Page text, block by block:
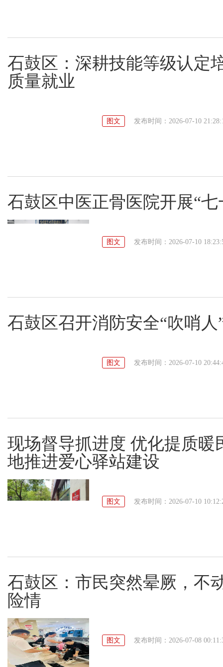
石鼓区：深耕技能等级认定
质量就业
图文 发布时间：2026-07-10
石鼓区中医正骨医院开展“
图文 发布时间：2026-07-10
石鼓区召开消防安全“吹哨人
图文 发布时间：2026-07-10
现场督导抓进度 优化提质
地推进爱心驿站建设
图文 发布时间：2026-07-10
石鼓区：市民突然晕厥，不
险情
图文 发布时间：2026-07-08